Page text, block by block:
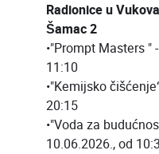
Radionice u
Šamac 2
•"Prompt Masters "
11:10
•"Kemijsko
20:15
•"Voda za
10.06.2026., od